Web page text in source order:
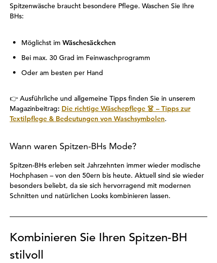
Spitzenwäsche braucht besondere Pflege. Waschen Sie Ihre
BHs:
Möglichst im Wäschesäckchen
Bei max. 30 Grad im Feinwaschprogramm
Oder am besten per Hand
👉 Ausführliche und allgemeine Tipps finden Sie in unserem
Magazinbeitrag: Die richtige Wäschepflege 👗 – Tipps zur
Textilpflege & Bedeutungen von Waschsymbolen.
Wann waren Spitzen-BHs Mode?
Spitzen-BHs erleben seit Jahrzehnten immer wieder modische
Hochphasen – von den 50ern bis heute. Aktuell sind sie wieder
besonders beliebt, da sie sich hervorragend mit modernen
Schnitten und natürlichen Looks kombinieren lassen.
Kombinieren Sie Ihren Spitzen-BH
stilvoll